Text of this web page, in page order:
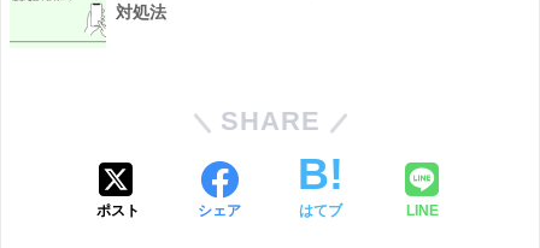
対処法
SHARE
ポスト シェア はてブ LINE